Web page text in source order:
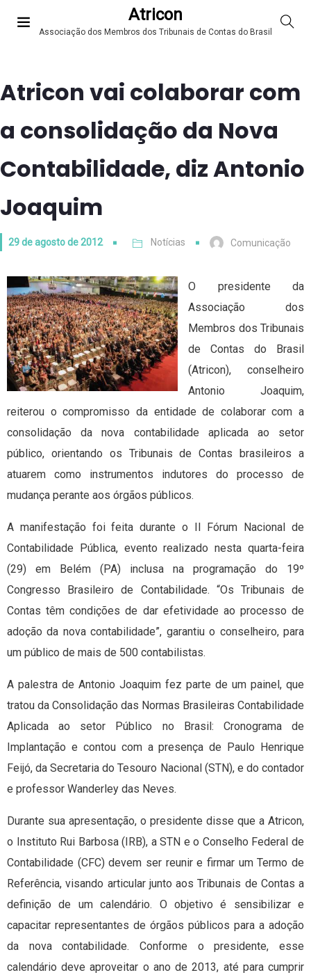
Atricon
Associação dos Membros dos Tribunais de Contas do Brasil
Atricon vai colaborar com
a consolidação da Nova
Contabilidade, diz Antonio
Joaquim
29 de agosto de 2012 Notícias Comunicação
O presidente da
Associação dos
Membros dos Tribunais
de Contas do Brasil
(Atricon), conselheiro
Antonio Joaquim,
reiterou o compromisso da entidade de colaborar com a
consolidação da nova contabilidade aplicada ao setor
público, orientando os Tribunais de Contas brasileiros a
atuarem como instrumentos indutores do processo de
mudança perante aos órgãos públicos.
A manifestação foi feita durante o II Fórum Nacional de
Contabilidade Pública, evento realizado nesta quarta-feira
(29) em Belém (PA) inclusa na programação do 19º
Congresso Brasileiro de Contabilidade. “Os Tribunais de
Contas têm condições de dar efetividade ao processo de
adoção da nova contabilidade”, garantiu o conselheiro, para
um público de mais de 500 contabilistas.
A palestra de Antonio Joaquim fez parte de um painel, que
tratou da Consolidação das Normas Brasileiras Contabilidade
Aplicada ao setor Público no Brasil: Cronograma de
Implantação e contou com a presença de Paulo Henrique
Feijó, da Secretaria do Tesouro Nacional (STN), e do contador
e professor Wanderley das Neves.
Durante sua apresentação, o presidente disse que a Atricon,
o Instituto Rui Barbosa (IRB), a STN e o Conselho Federal de
Contabilidade (CFC) devem ser reunir e firmar um Termo de
Referência, visando articular junto aos Tribunais de Contas a
definição de um calendário. O objetivo é sensibilizar e
capacitar representantes de órgãos públicos para a adoção
da nova contabilidade. Conforme o presidente, esse
calendário deve aproveitar o ano de 2013, até para cumprir